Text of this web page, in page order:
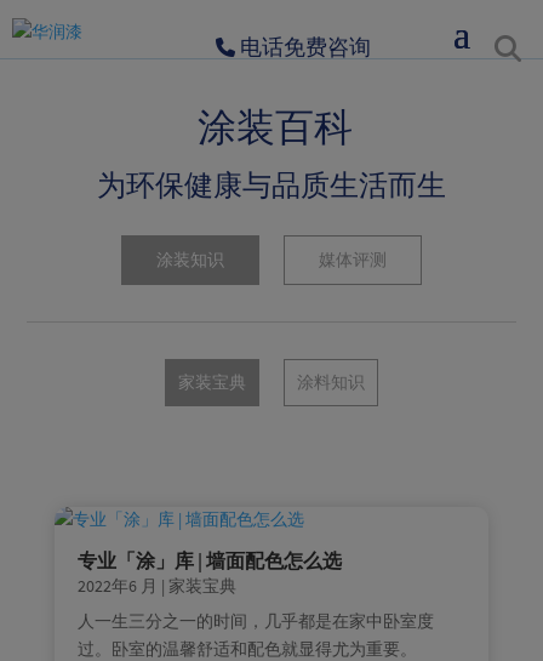
电话免费咨询
涂装百科
为环保健康与品质生活而生
涂装知识 媒体评测
家装宝典 涂料知识
专业「涂」库 | 墙面配色怎么选
2022年6 月 | 家装宝典
人一生三分之一的时间，几乎都是在家中卧室度
过。卧室的温馨舒适和配色就显得尤为重要。